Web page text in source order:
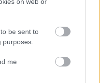
on web or
be sent to
purposes.
me
events/
tankcsapda